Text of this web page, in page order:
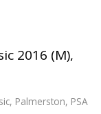
2016 (M),
, Palmerston, PSA